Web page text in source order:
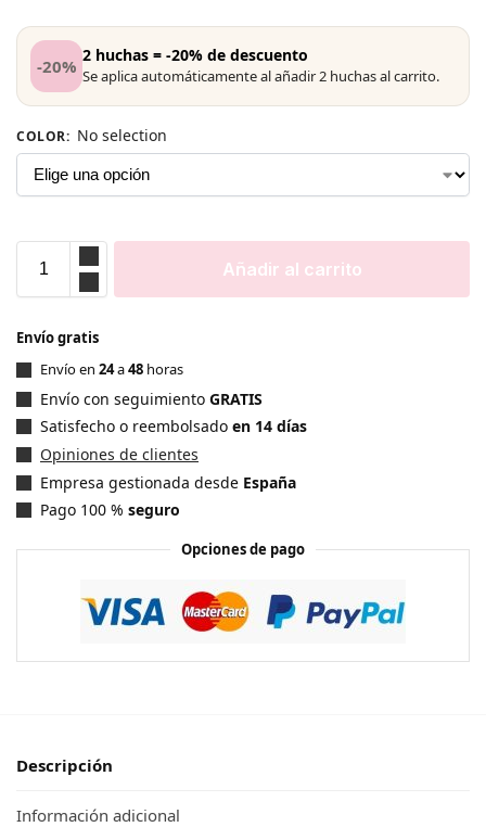
-20% 2 huchas = -20% de descuento
Se aplica automáticamente al añadir 2 huchas al carrito.
COLOR: No selection
Añadir al carrito
Envío gratis
Envío en 24a48 horas
Envío con seguimiento GRATIS
Satisfecho o reembolsado en 14 días
Opiniones de clientes
Empresa gestionada desde España
Pago 100 % seguro
Opciones de pago
Descripción
Información adicional